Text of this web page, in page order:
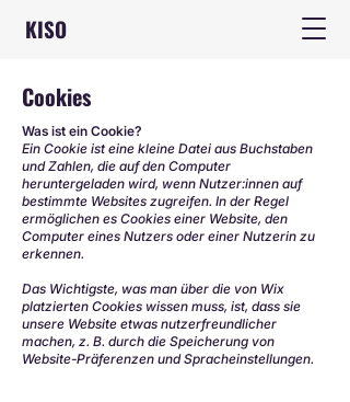
KISO
Cookies
Was ist ein Cookie?
Ein Cookie ist eine kleine Datei aus Buchstaben
und Zahlen, die auf den Computer
heruntergeladen wird, wenn Nutzer:innen auf
bestimmte Websites zugreifen. In der Regel
ermöglichen es Cookies einer Website, den
Computer eines Nutzers oder einer Nutzerin zu
erkennen.
Das Wichtigste, was man über die von Wix
platzierten Cookies wissen muss, ist, dass sie
unsere Website etwas nutzerfreundlicher
machen, z. B. durch die Speicherung von
Website-Präferenzen und Spracheinstellungen.